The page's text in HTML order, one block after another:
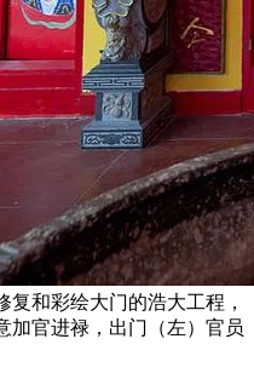
复和彩绘大门的浩大工程，
加官进禄，出门（左）官员